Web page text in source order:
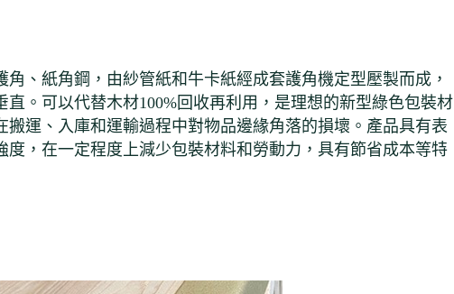
角、紙角鋼，由紗管紙和牛卡紙經成套護角機定型壓製而成，
。可以代替木材100%回收再利用，是理想的新型綠色包裝材
運、入庫和運輸過程中對物品邊緣角落的損壞。產品具有表
，在一定程度上減少包裝材料和勞動力，具有節省成本等特